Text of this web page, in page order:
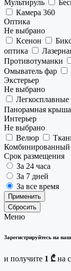
Мультируль
Камера 360
Оптика
Не выбрано
Ксенон
оптика
Противотуманки
Омыватель фар
Экстерьер
Не выбрано
Легкосплавные
Панорамная крыша
Интерьер
Не выбрано
Велюр
Комбинированный
Срок размещения
За 24 часа
За 7 дней
За все время
Применить
Сбросить
Меню
Зарегистрируйтесь на
и получите 1 ₾ на